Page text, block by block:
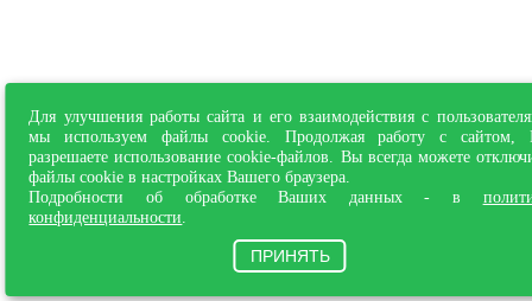
Для улучшения работы сайта и его взаимодействия с
мы используем файлы cookie. Продолжая работу с сайтом,
разрешаете использование cookie-файлов. Вы всегда можете
файлы cookie в настройках Вашего браузера.
Подробности об обработке Ваших данных - в
конфиденциальности
ПРИНЯТЬ